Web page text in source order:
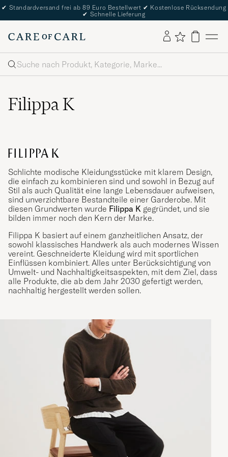
✔ Standardversand frei ab 89 Euro Bestellwert ✔ Kostenlose Rücksendung
✔ Schnelle Lieferung
Suche
Filippa K
Schlichte modische Kleidungsstücke mit klarem Design,
die einfach zu kombinieren sind und sowohl in Bezug auf
Stil als auch Qualität eine lange Lebensdauer aufweisen,
sind unverzichtbare Bestandteile einer Garderobe. Mit
diesen Grundwerten wurde Filippa K gegründet, und sie
bilden immer noch den Kern der Marke.
Filippa K basiert auf einem ganzheitlichen Ansatz, der
sowohl klassisches Handwerk als auch modernes Wissen
vereint. Geschneiderte Kleidung wird mit sportlichen
Einflüssen kombiniert. Alles unter Berücksichtigung von
Umwelt- und Nachhaltigkeitsaspekten, mit dem Ziel, dass
alle Produkte, die ab dem Jahr 2030 gefertigt werden,
nachhaltig hergestellt werden sollen.